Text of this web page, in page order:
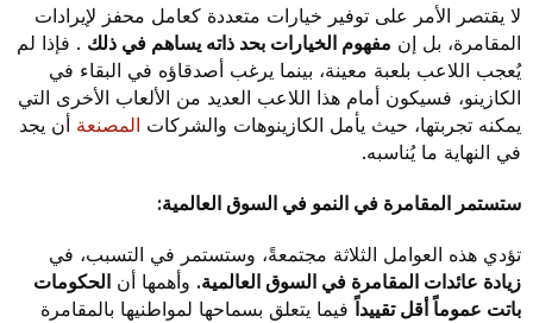
لا يقتصر الأمر على توفير خيارات متعددة كعامل محفز لإيرادات
المقامرة، بل إنمفهوم الخيارات بحد ذاته يساهم في ذلك. فإذا لم
يُعجب اللاعب بلعبة معينة، بينما يرغب أصدقاؤه في البقاء في
الكازينو، فسيكون أمام هذا اللاعب العديد من الألعاب الأخرى التي
يمكنه تجربتها، حيث يأمل الكازينوهات والشركاتالمصنعةأن يجد
في النهاية ما يُناسبه.
ستستمر المقامرة في النمو في السوق العالمية:
تؤدي هذه العوامل الثلاثة مجتمعةً، وستستمر في التسبب، في
زيادة عائدات المقامرة في السوق العالمية.وأهمها أنالحكومات
باتت عموماً أقل تقييداًفيما يتعلق بسماحها لمواطنيها بالمقامرة